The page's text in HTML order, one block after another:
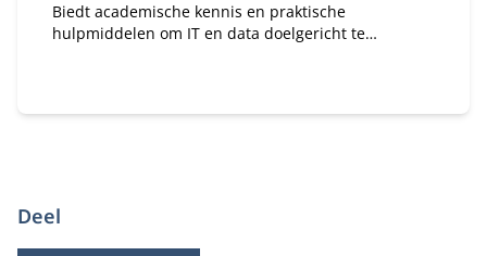
Biedt academische kennis en praktische
hulpmiddelen om IT en data doelgericht te
Deel